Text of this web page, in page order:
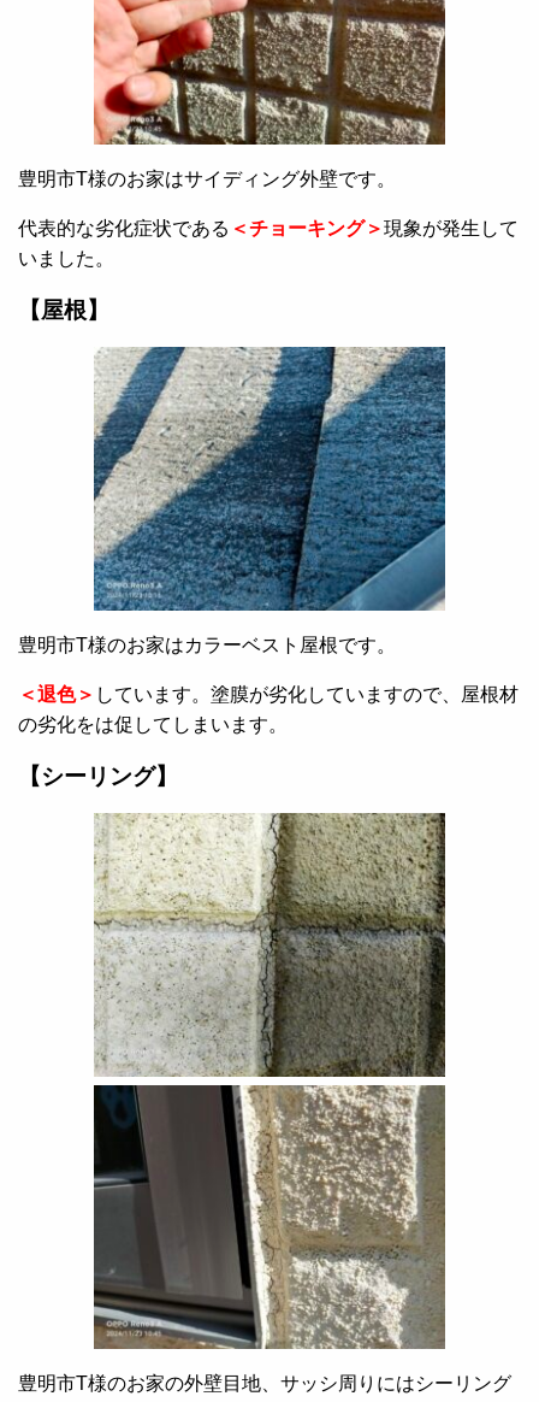
豊明市T様のお家はサイディング外壁です。
代表的な劣化症状である ＜チョーキング＞現象が発生して
いました。
【屋根】
豊明市T様のお家はカラーベスト屋根です。
＜退色＞ しています。塗膜が劣化していますので、屋根材
の劣化をは促してしまいます。
【シーリング】
豊明市T様のお家の外壁目地、サッシ周りにはシーリング